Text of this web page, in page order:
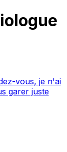
vous, je n'ai
garer juste